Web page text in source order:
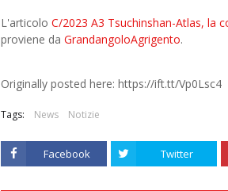
L'articolo C/2023 A3 Tsuchinshan-Atlas, la
proviene da GrandangoloAgrigento.
Originally posted here: https://ift.tt/Vp0Lsc4
Tags: News Notizie
Facebook Twitter